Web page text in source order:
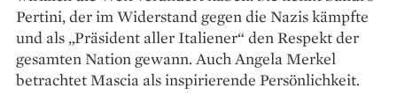
Pertini, der im Widerstand gegen die Nazis kämpfte
und als „Präsident aller Italiener“ den Respekt der
gesamten Nation gewann. Auch Angela Merkel
betrachtet Mascia als inspirierende Persönlichkeit.